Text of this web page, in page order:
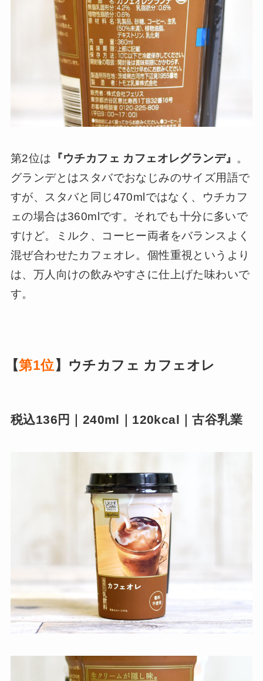
第2位は 『ウチカフェ カフェオレグランデ』 。
グランデとはスタバでおなじみのサイズ用語で
すが、スタバと同じ470mlではなく、ウチカフ
ェの場合は360mlです。それでも十分に多いで
すけど。ミルク、コーヒー両者をバランスよく
混ぜ合わせたカフェオレ。個性重視というより
は、万人向けの飲みやすさに仕上げた味わいで
す。
【第1位】ウチカフェ カフェオレ
税込136円｜240ml｜120kcal｜古谷乳業